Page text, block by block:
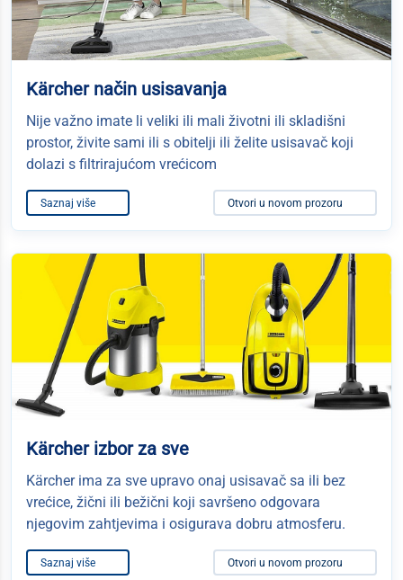
Kärcher način usisavanja
Nije važno imate li veliki ili mali životni ili skladišni
prostor, živite sami ili s obitelji ili želite usisavač koji
dolazi s filtrirajućom vrećicom
Saznaj više Otvori u novom prozoru
Kärcher izbor za sve
Kärcher ima za sve upravo onaj usisavač sa ili bez
vrećice, žični ili bežični koji savršeno odgovara
njegovim zahtjevima i osigurava dobru atmosferu.
Saznaj više Otvori u novom prozoru